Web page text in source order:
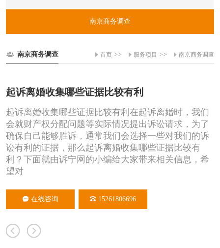
南京商务调查
南京商务调查 首页 >> 服务项目 >> 南京商务调查
起诉离婚收集哪些证据比较有利
起诉离婚收集哪些证据比较有利在起诉离婚时，我们
会就财产权分配问题等实际情况提出诉讼请求，为了
确保自己能够胜诉，通常我们会选择一些对我们的诉
讼有利的证据，那么起诉离婚收集哪些证据比较有
利？下面就由诉宁网的小编给大家带来相关信息，希
望对
在线咨询 15261806696